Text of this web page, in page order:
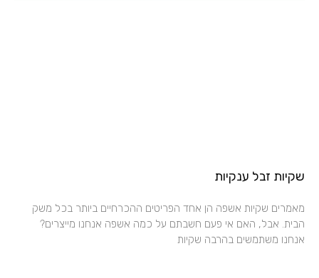
שקיות זבל ענקיות
מאמרים שקיות אשפה הן אחד הפריטים ההכרחיים ביותר בכל משק
הבית. אבל, האם אי פעם חשבתם על כמה אשפה אנחנו מייצרים?
אנחנו משתמשים בהרבה שקיות